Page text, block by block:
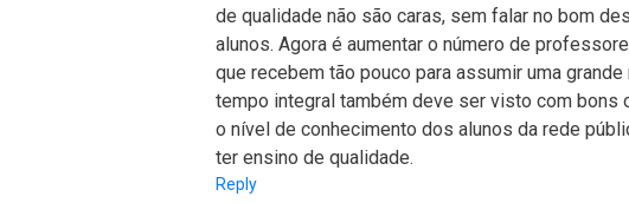
de qualidade não são caras, sem falar no bom
alunos. Agora é aumentar o número de
que recebem tão pouco para assumir uma
tempo integral também deve ser visto com
o nível de conhecimento dos alunos da rede
ter ensino de qualidade.
Reply